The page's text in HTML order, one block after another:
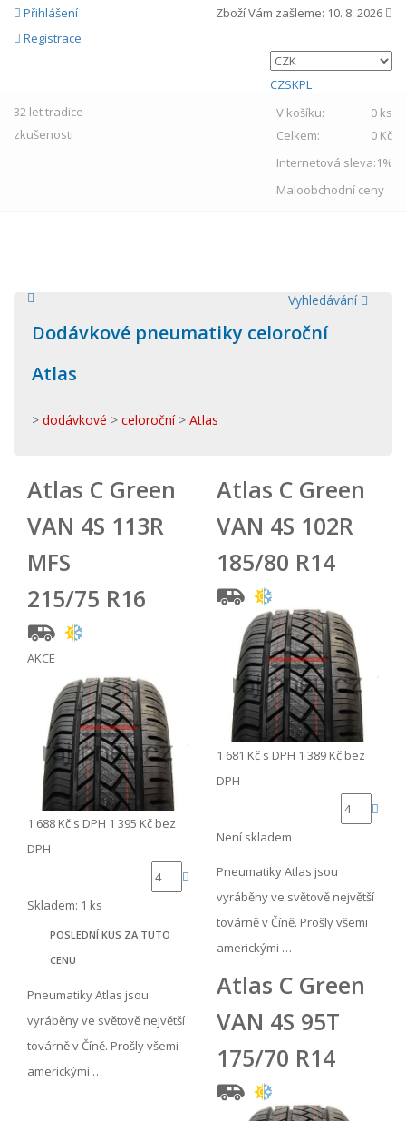
Přihlášení
Registrace
Zboží Vám zašleme: 10. 8. 2026
CZSKPL
32 lettradice
zkušenosti
V košíku:
0 ks
Celkem:
0 Kč
Internetová sleva:1%
Maloobchodní ceny
Vyhledávání
Dodávkové pneumatiky celoroční
Atlas
> dodávkové > celoroční> Atlas
Atlas C Green
VAN 4S 113R
MFS
215/75 R16
AKCE
1 688 Kč s DPH 1 395 Kč bez
DPH
Skladem: 1 ks
POSLEDNÍ KUS ZA TUTO
CENU
Pneumatiky Atlas jsou
vyráběny ve světově největší
továrně v Číně. Prošly všemi
americkými …
Atlas C Green
VAN 4S 102R
185/80 R14
1 681 Kč s DPH 1 389 Kč bez
DPH
Není skladem
Pneumatiky Atlas jsou
vyráběny ve světově největší
továrně v Číně. Prošly všemi
americkými …
Atlas C Green
VAN 4S 95T
175/70 R14